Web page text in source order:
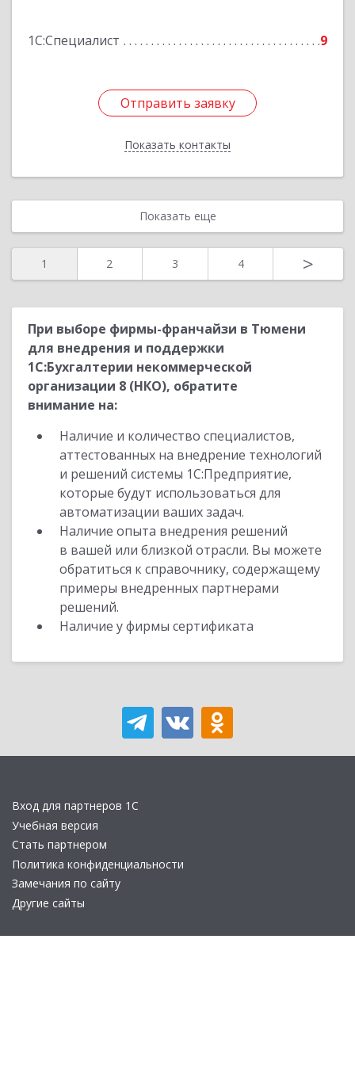
1С:Специалист 9
Отправить заявку
Показать контакты
Отправить заявку
Назад
Показать еще
1 2 3 4 >
При выборе фирмы-франчайзи в Тюмени
для внедрения и поддержки
1С:Бухгалтерии некоммерческой
организации 8 (НКО), обратите
внимание на:
Наличие и количество специалистов,
аттестованных на внедрение технологий
и решений системы 1С:Предприятие,
которые будут использоваться для
автоматизации ваших задач.
Наличие опыта внедрения решений
в вашей или близкой отрасли. Вы можете
обратиться к справочнику, содержащему
примеры внедренных партнерами
решений.
Наличие у фирмы сертификата
Вход для партнеров 1С
Учебная версия
Стать партнером
Политика конфиденциальности
Замечания по сайту
Другие сайты